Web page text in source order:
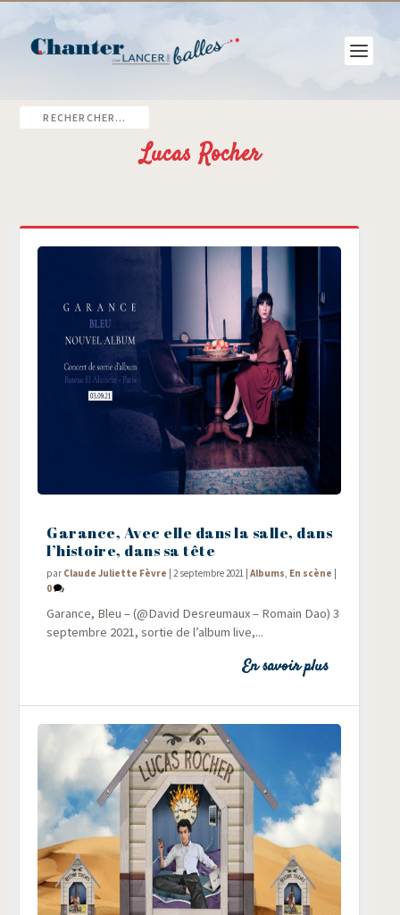
Lucas Rocher
Garance, Avec elle dans la salle, dans
l’histoire, dans sa tête
par Claude Juliette Fèvre |2 septembre 2021 |Albums En scène |
0
Garance, Bleu – (@David Des­reu­maux – Romain Dao) 3
sep­tembre 2021, sor­tie de l’album live,...
En savoir plus